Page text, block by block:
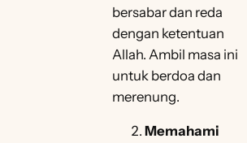
bersabar dan reda
dengan ketentuan
Allah. Ambil masa ini
untuk berdoa dan
merenung.
Memahami